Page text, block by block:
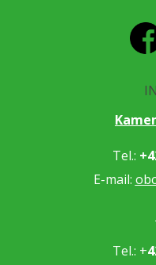
Tel.:
E-mail:
Tel.: +